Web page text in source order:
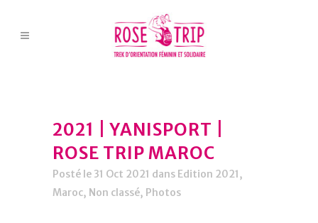
2021 | YANISPORT |
ROSE TRIP MAROC
Posté le 31 Oct 2021 dans Edition 2021,
Maroc, Non classé, Photos